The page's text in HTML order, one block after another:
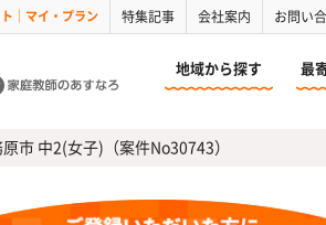
｜マイ・プラン 特集記事 会社案内 お問い
地域から探す 最
市 中2(女子)（案件No30743）